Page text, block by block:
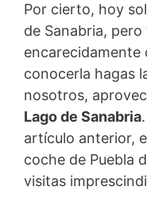
Por cierto, hoy
de Sanabria,
encarecidamente
conocerla hagas
nosotros,
Lago de Sanabria
artículo anterior,
coche de Puebla
visitas